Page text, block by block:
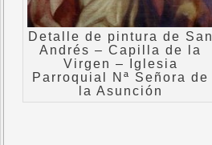
Detalle de pintura de San
Andrés – Capilla de la
Virgen – Iglesia
Parroquial Nª Señora de
la Asunción